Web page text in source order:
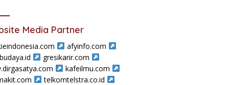
Media Partner
afyinfo.com
gresikarir.com
kafeilmu.com
telkomtelstra.co.id